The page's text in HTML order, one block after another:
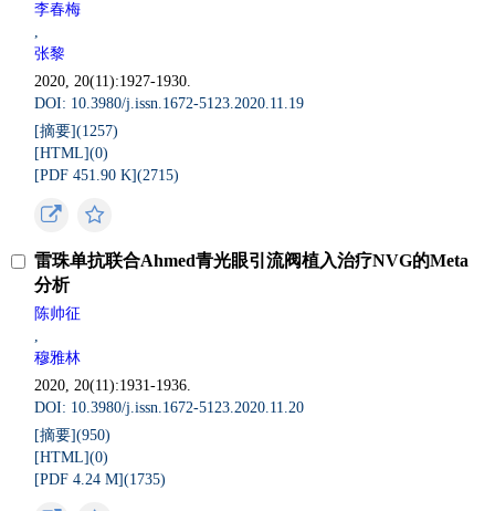
李春梅
,
张黎
2020, 20(11):1927-1930.
DOI: 10.3980/j.issn.1672-5123.2020.11.19
[摘要](1257)
[HTML](0)
[PDF 451.90 K](2715)
雷珠单抗联合Ahmed青光眼引流阀植入治疗NVG的Meta
分析
陈帅征
,
穆雅林
2020, 20(11):1931-1936.
DOI: 10.3980/j.issn.1672-5123.2020.11.20
[摘要](950)
[HTML](0)
[PDF 4.24 M](1735)